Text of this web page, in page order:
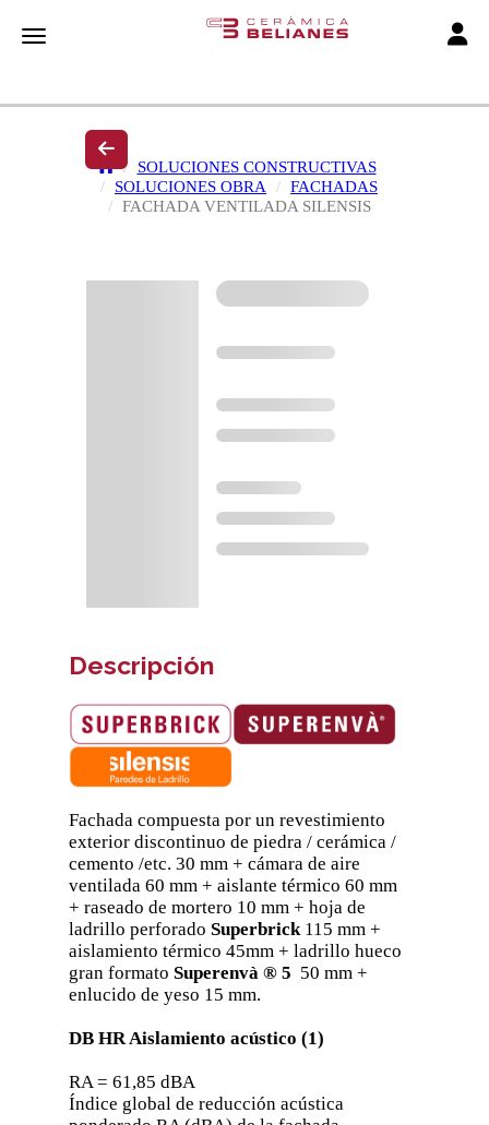
Toggle navigation
SOLUCIONES CONSTRUCTIVAS
SOLUCIONES OBRA
FACHADAS
FACHADA VENTILADA SILENSIS
Descripción
Fachada compuesta por un revestimiento
exterior discontinuo de piedra / cerámica /
cemento /etc. 30 mm + cámara de aire
ventilada 60 mm + aislante térmico 60 mm
+ raseado de mortero 10 mm + hoja de
ladrillo perforado Superbrick 115 mm +
aislamiento térmico 45mm + ladrillo hueco
gran formato Superenvà ® 5 50 mm +
enlucido de yeso 15 mm.
DB HR Aislamiento acústico (1)
RA = 61,85 dBA
Índice global de reducción acústica